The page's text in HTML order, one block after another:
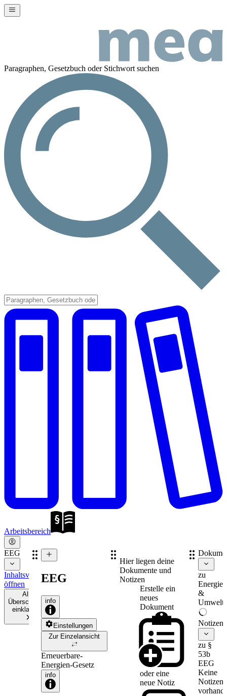
Paragraphen, Gesetzbuch oder Stichwort suchen
Arbeitsbereich
EEG
Inhaltsverzeichnis
öffnen
Alle
Überschriften
einklappen
EEG
info
Einstellungen
Zur Einzelansicht
Erneuerbare-
Energien-Gesetz
info
Hier liegen deine
Dokumente und
Notizen
Erstelle ein
neues
Dokument
oder eine
neue Notiz
zu
Energie-
&
Notizen
zu §
53b
EEG
Keine
Notizen